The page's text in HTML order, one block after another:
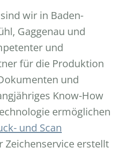
wir in Baden-
Gaggenau und
und
für die Produktion
und
Know-How
ermöglichen
und Scan
Zeichenservice erstellt